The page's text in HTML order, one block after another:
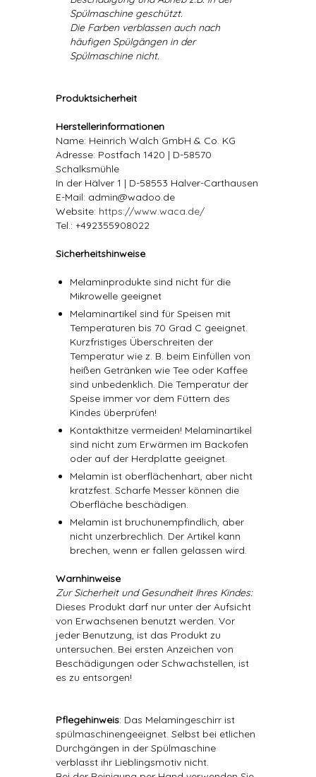
Spülmaschine geschützt.
Die Farben verblassen auch nach
häufigen Spülgängen in der
Spülmaschine nicht.
Produktsicherheit
Herstellerinformationen
Name: Heinrich Walch GmbH & Co. KG
Adresse: Postfach 1420 | D-58570
Schalksmühle
In der Hälver 1 | D-58553 Halver-Carthausen
E-Mail: admin@wadoo.de
Website: https://www.waca.de/
Tel.: +492355908022
Sicherheitshinweise
Melaminprodukte sind nicht für die
Mikrowelle geeignet
Melaminartikel sind für Speisen mit
Temperaturen bis 70 Grad C geeignet.
Kurzfristiges Überschreiten der
Temperatur wie z. B. beim Einfüllen von
heißen Getränken wie Tee oder Kaffee
sind unbedenklich. Die Temperatur der
Speise immer vor dem Füttern des
Kindes überprüfen!
Kontakthitze vermeiden! Melaminartikel
sind nicht zum Erwärmen im Backofen
oder auf der Herdplatte geeignet.
Melamin ist oberflächenhart, aber nicht
kratzfest. Scharfe Messer können die
Oberfläche beschädigen.
Melamin ist bruchunempfindlich, aber
nicht unzerbrechlich. Der Artikel kann
brechen, wenn er fallen gelassen wird.
Warnhinweise
Zur Sicherheit und Gesundheit Ihres Kindes:
Dieses Produkt darf nur unter der Aufsicht
von Erwachsenen benutzt werden. Vor
jeder Benutzung, ist das Produkt zu
untersuchen. Bei ersten Anzeichen von
Beschädigungen oder Schwachstellen, ist
es zu entsorgen!
Pflegehinweis: Das Melamingeschirr ist
spülmaschinengeeignet. Selbst bei etlichen
Durchgängen in der Spülmaschine
verblasst ihr Lieblingsmotiv nicht.